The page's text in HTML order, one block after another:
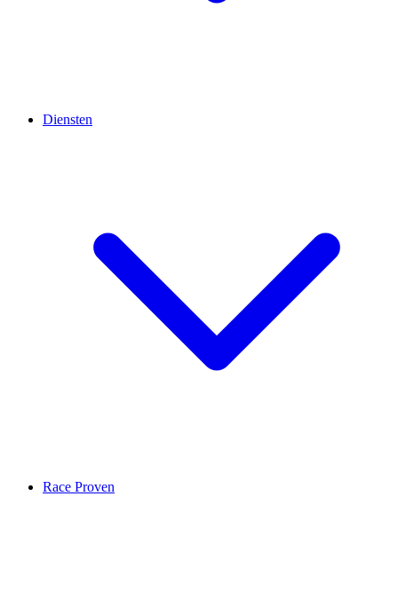
Diensten
Race Proven